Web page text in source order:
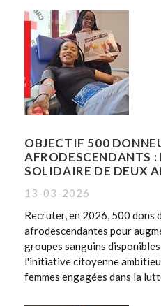
OBJECTIF 500
AFRODESCENDANTS
SOLIDAIRE DE DEUX
13-03-2026
Recruter, en 2026, 500 dons
afrodescendantes pour
groupes sanguins
l'initiative citoyenne
femmes engagées dans la